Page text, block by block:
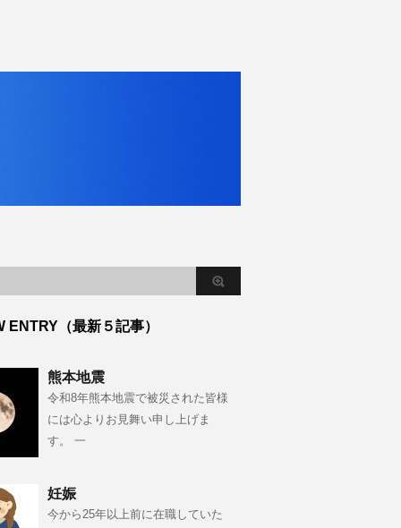
ENTRY（最新５記事）
熊本地震
令和8年熊本地震で被災された皆様
には心よりお見舞い申し上げま
す。 一
妊娠
今から25年以上前に在職していた